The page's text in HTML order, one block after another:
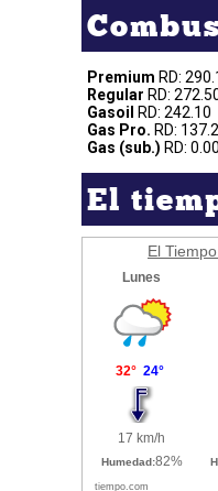
Premium RD:
Regular RD:
Gasoil
RD: 242.10
Gas Pro. RD:
Gas (sub.) RD: 0.00
El
El